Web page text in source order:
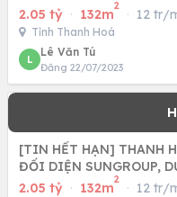
THANH HÓA
2.05 tỷ · 132m
2
· 12 tr/
Tỉnh Thanh Hoá
L
Lê Văn Tú
Đăng 22/07/2023
[TIN HẾT HẠN] THANH HÓA 2,05 TỶ -
ĐỐI DIỆN SUNGROUP,
THANH HÓA
2.05 tỷ · 132m
2
· 12 tr/